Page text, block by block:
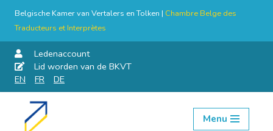
Belgische Kamer van Vertalers en Tolken | Chambre Belge des
Traducteurs et Interprètes
Ledenaccount
Lid worden van de BKVT
EN
FR DE
Skip
Menu